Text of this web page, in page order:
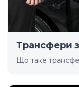
Трансфери
Що таке